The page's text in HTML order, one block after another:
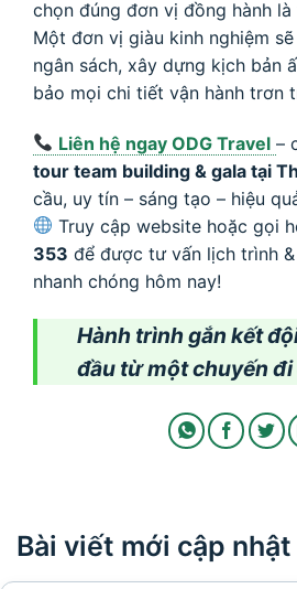
chọn đúng đơn vị đồng hành
Một đơn vị giàu kinh nghiệm
ngân sách, xây dựng kịch bản
bảo mọi chi tiết vận hành trơn
Liên hệ ngay ODG Travel –
tour team building & gala tại
cầu, uy tín – sáng tạo – hiệu
Truy cập website hoặc gọi
353 để được tư vấn lịch trình
nhanh chóng hôm nay!
Hành trình gắn kết
đầu từ một chuyến
Bài viết mới cập nhật